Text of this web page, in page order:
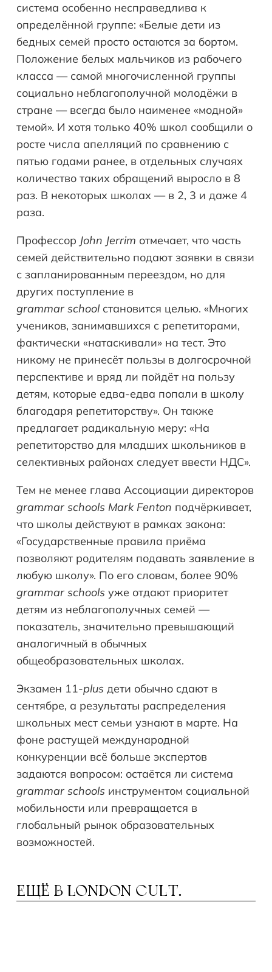
система особенно несправедлива к
определённой группе: «Белые дети из
бедных семей просто остаются за бортом.
Положение белых мальчиков из рабочего
класса — самой многочисленной группы
социально неблагополучной молодёжи в
стране — всегда было наименее «модной»
темой». И хотя только 40% школ сообщили о
росте числа апелляций по сравнению с
пятью годами ранее, в отдельных случаях
количество таких обращений выросло в 8
раз. В некоторых школах — в 2, 3 и даже 4
раза.
Профессор John Jerrim отмечает, что часть
семей действительно подают заявки в связи
с запланированным переездом, но для
других поступление в
grammar schoolстановится целью. «Многих
учеников, занимавшихся с репетиторами,
фактически «натаскивали» на тест. Это
никому не принесёт пользы в долгосрочной
перспективе и вряд ли пойдёт на пользу
детям, которые едва-едва попали в школу
благодаря репетиторству». Он также
предлагает радикальную меру: «На
репетиторство для младших школьников в
селективных районах следует ввести НДС».
Тем не менее глава Ассоциации директоров
grammar schools Mark Fenton подчёркивает,
что школы действуют в рамках закона:
«Государственные правила приёма
позволяют родителям подавать заявление в
любую школу». По его словам, более 90%
grammar schools уже отдают приоритет
детям из неблагополучных семей —
показатель, значительно превышающий
аналогичный в обычных
общеобразовательных школах.
Экзамен 11-plus дети обычно сдают в
сентябре, а результаты распределения
школьных мест семьи узнают в марте. На
фоне растущей международной
конкуренции всё больше экспертов
задаются вопросом: остаётся ли система
grammar schools инструментом социальной
мобильности или превращается в
глобальный рынок образовательных
возможностей.
ЕЩЁ В LONDON CULT.